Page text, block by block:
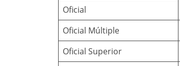
Oficial
Oficial Múltiple
Oficial Superior